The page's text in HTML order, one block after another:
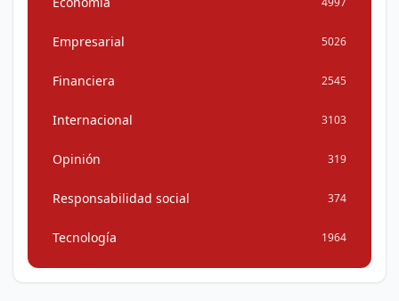
Empresarial 5026
Financiera 2545
Internacional 3103
Opinión 319
Responsabilidad social 374
Tecnología 1964